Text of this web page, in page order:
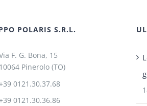
POLARIS S.R.L.
F. G. Bona, 15
10064 Pinerolo (TO)
0121.30.37.68
0121.30.36.86